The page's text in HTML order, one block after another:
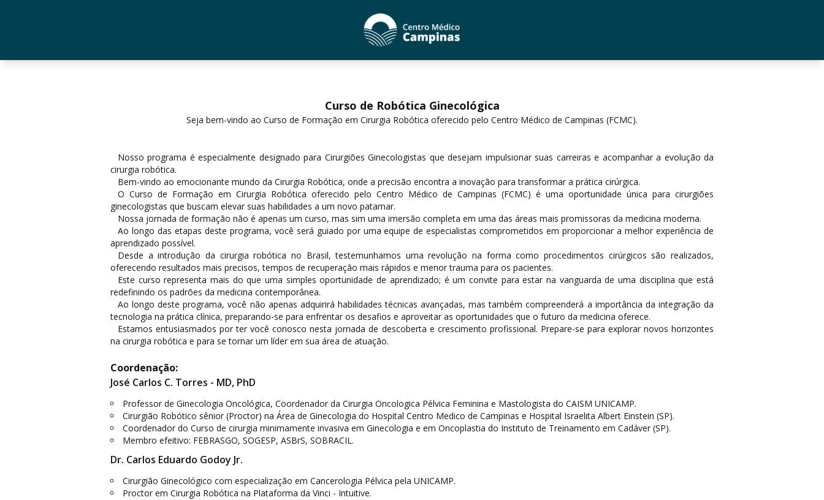
Curso de Robótica Ginecológica
Seja bem-vindo ao Curso de Formação em Cirurgia Robótica oferecido pelo Centro Médico de Campinas (FCMC).
Nosso programa é especialmente designado para Cirurgiões Ginecologistas que desejam impulsionar suas carreiras e acompanhar a evolução da
cirurgia robótica.
Bem-vindo ao emocionante mundo da Cirurgia Robótica, onde a precisão encontra a inovação para transformar a prática cirúrgica.
O Curso de Formação em Cirurgia Robótica oferecido pelo Centro Médico de Campinas (FCMC) é uma oportunidade única para cirurgiões
ginecologistas que buscam elevar suas habilidades a um novo patamar.
Nossa jornada de formação não é apenas um curso, mas sim uma imersão completa em uma das áreas mais promissoras da medicina moderna.
Ao longo das etapas deste programa, você será guiado por uma equipe de especialistas comprometidos em proporcionar a melhor experiência de
aprendizado possível.
Desde a introdução da cirurgia robótica no Brasil, testemunhamos uma revolução na forma como procedimentos cirúrgicos são realizados,
oferecendo resultados mais precisos, tempos de recuperação mais rápidos e menor trauma para os pacientes.
Este curso representa mais do que uma simples oportunidade de aprendizado; é um convite para estar na vanguarda de uma disciplina que está
redefinindo os padrões da medicina contemporânea.
Ao longo deste programa, você não apenas adquirirá habilidades técnicas avançadas, mas também compreenderá a importância da integração da
tecnologia na prática clínica, preparando-se para enfrentar os desafios e aproveitar as oportunidades que o futuro da medicina oferece.
Estamos entusiasmados por ter você conosco nesta jornada de descoberta e crescimento profissional. Prepare-se para explorar novos horizontes
na cirurgia robótica e para se tornar um líder em sua área de atuação.
Coordenação:
José Carlos C. Torres - MD, PhD
Professor de Ginecologia Oncológica, Coordenador da Cirurgia Oncologica Pélvica Feminina e Mastologista do CAISM UNICAMP.
Cirurgião Robótico sênior (Proctor) na Área de Ginecologia do Hospital Centro Medico de Campinas e Hospital Israelita Albert Einstein (SP).
Coordenador do Curso de cirurgia minimamente invasiva em Ginecologia e em Oncoplastia do Instituto de Treinamento em Cadáver (SP).
Membro efeitivo: FEBRASGO, SOGESP, ASBrS, SOBRACIL.
Dr. Carlos Eduardo Godoy Jr.
Cirurgião Ginecológico com especialização em Cancerologia Pélvica pela UNICAMP.
Proctor em Cirurgia Robótica na Plataforma da Vinci - Intuitive.